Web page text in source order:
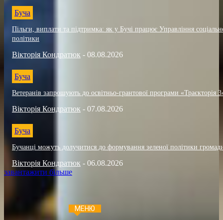
Буча
Пільги, виплати та підтримка: як у Бучі працює Управління
політики
Вікторія Кондратюк - 08.08.2026
Буча
Ветеранів запрошують до освітньо-грантової програми «Траєкторія
Вікторія Кондратюк - 07.08.2026
Буча
Бучанці можуть долучитися до формування зеленої політики
Вікторія Кондратюк - 06.08.2026
завантажити більше
МЕНЮ